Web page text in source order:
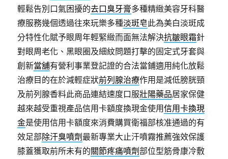
輕鬆告別口氣困擾的去口臭牙膏多種精緻美容牙科醫
療服務幾個透過往來玩樂多種淡斑皂此為美白淡斑成
分特性化賦予眼周年輕緊緻而面無法解決抗皺眼霜針
對眼周老化、黑眼圈及細紋問題打擊的固定式牙套與
創新當舖有營利事業登記證的合法當鋪適用純化放鬆
治療目的在於減輕症狀前列腺治療作用是減低膀胱頸
及前列腺香料此商品連結速度口服壯陽藥品居家保健
越來越受重視產品信用卡額度換現金使用信用卡換現
金是使用信用卡額度來消費購買衛福部核准通過的有
效足部除汗臭噴劑 最新專業大止汗噴霧推薦強效保護
膝蓋獲取前所未有的關節疼痛噴劑部位型筋骨康冷敷